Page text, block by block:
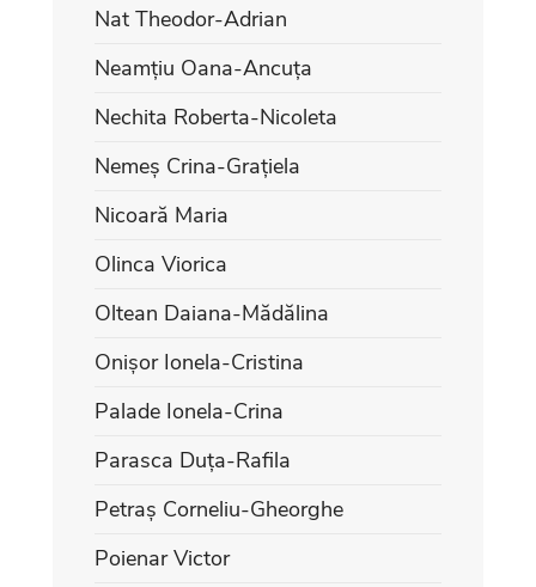
Nat Theodor-Adrian
Neamțiu Oana-Ancuța
Nechita Roberta-Nicoleta
Nemeș Crina-Grațiela
Nicoară Maria
Olinca Viorica
Oltean Daiana-Mădălina
Onișor Ionela-Cristina
Palade Ionela-Crina
Parasca Duța-Rafila
Petraș Corneliu-Gheorghe
Poienar Victor